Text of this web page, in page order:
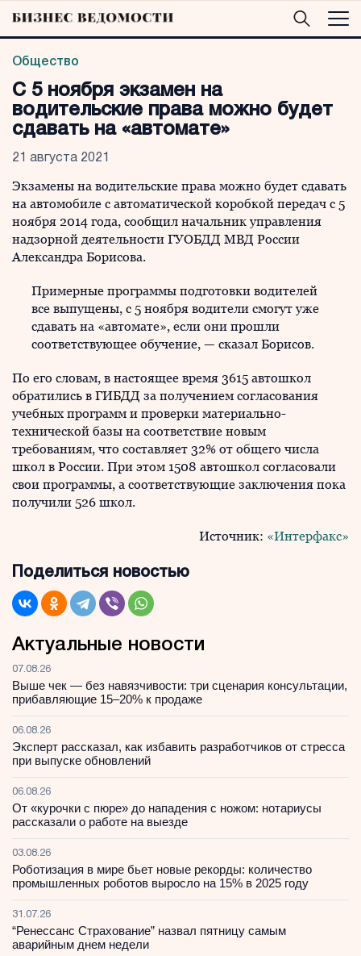
Общество
С 5 ноября экзамен на
водительские права можно будет
сдавать на «автомате»
21 августа 2021
Экзамены на водительские права можно будет сдавать
на автомобиле с автоматической коробкой передач с 5
ноября 2014 года, сообщил начальник управления
надзорной деятельности ГУОБДД МВД России
Александра Борисова.
Примерные программы подготовки водителей
все выпущены, с 5 ноября водители смогут уже
сдавать на «автомате», если они прошли
соответствующее обучение, — сказал Борисов.
По его словам, в настоящее время 3615 автошкол
обратились в ГИБДД за получением согласования
учебных программ и проверки материально-
технической базы на соответствие новым
требованиям, что составляет 32% от общего числа
школ в России. При этом 1508 автошкол согласовали
свои программы, а соответствующие заключения пока
получили 526 школ.
Источник: «Интерфакс»
Поделиться новостью
Актуальные новости
07.08.26
Выше чек — без навязчивости: три сценария консультации,
прибавляющие 15–20% к продаже
06.08.26
Эксперт рассказал, как избавить разработчиков от стресса
при выпуске обновлений
06.08.26
От «курочки с пюре» до нападения с ножом: нотариусы
рассказали о работе на выезде
03.08.26
Роботизация в мире бьет новые рекорды: количество
промышленных роботов выросло на 15% в 2025 году
31.07.26
“Ренессанс Страхование” назвал пятницу самым
аварийным днем недели